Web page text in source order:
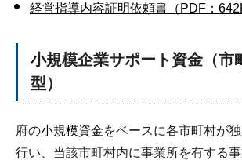
経営指導内容証明依頼書（PDF：
小規模企業サポート資金（市
型）
府の小規模資金をベースに各市町村が
行い、当該市町村内に事業所を有する